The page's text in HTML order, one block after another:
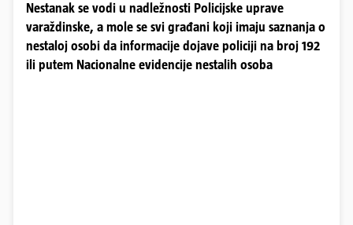
Nestanak se vodi u nadležnosti Policijske uprave
varaždinske, a mole se svi građani koji imaju saznanja o
nestaloj osobi da informacije dojave policiji na broj 192
ili putem Nacionalne evidencije nestalih osoba